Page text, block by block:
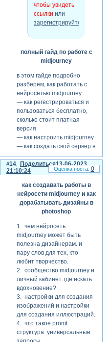
чтобы увидеть
ссылки или
зарегистрируйтесь
полный гайд по работе с
midjourney
в этом гайде подробно
разберем, как работать с
нейросетью midjourney:
— как регестрироваться и
пользоваться бесплатно,
сколько стоит платная
версия
— как настроить midjourney
— как создать свой сервер в
discord и работать там
— где брать крутые
промпты (запросы)
— как загружать своё
изображение, фото и
работать с ним
— как создать свой шаблон
— смешивания (blend),
ориентация (ar), веса,
зерно (seed), исключения и
др.
Поделиться
14
13-06-2023
21:10:24
как создавать работы в
нейросети midjourney и как
дорабатывать дизайны в
photoshop
1. чем нейросеть
midjourney может быть
полезна дизайнерам. и
пару слов для тех, кто
любит творчество.
2. сообщество midjourney и
личный кабинет. где искать
вдохновение?
3. настройки для создания
изображений и настройки
для создания иллюстраций.
4. что такое promt.
структура. универсальные
0